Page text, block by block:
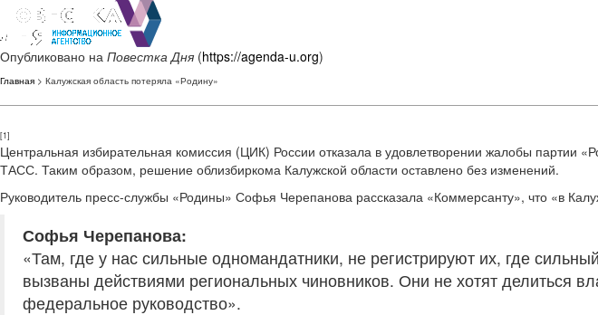
Опубликовано на Повестка Дня (https://agenda-u.org)
Главная > Калужская область потеряла «Родину»
[1]
Центральная избирательная комиссия (ЦИК) России отказала в удовлетворении жалобы партии
ТАСС. Таким образом, решение облизбиркома Калужской области оставлено без изменений.
Руководитель пресс-службы «Родины» Софья Черепанова рассказала «Коммерсанту», что «в
Софья Черепанова:
«Там, где у нас сильные одномандатники, не регистрируют их, где
вызваны действиями региональных чиновников. Они не хотят делиться
федеральное руководство».